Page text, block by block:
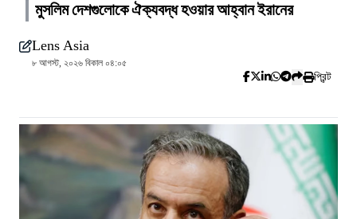
মুসলিম দেশগুলোকে ঐক্যবদ্ধ হওয়ার আহ্বান ইরানের
Lens Asia
৮ আগস্ট, ২০২৬ বিকাল ০৪:০৫
প্রিন্ট